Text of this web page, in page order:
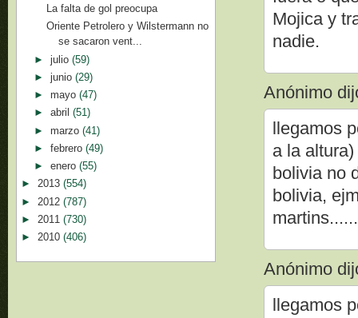
Mojica y
nadie.
Anónimo
llegamos
a la
bolivia no
bolivia,
Anónimo
llegamos
La falta de gol preocupa
Oriente Petrolero y Wilstermann no
se sacaron vent...
► julio (59)
► junio (29)
► mayo (47)
► abril (51)
► marzo (41)
► febrero (49)
► enero (55)
► 2013 (554)
► 2012 (787)
► 2011 (730)
► 2010 (406)